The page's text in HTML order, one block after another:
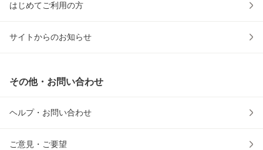
はじめてご利用の方
サイトからのお知らせ
その他・お問い合わせ
ヘルプ・お問い合わせ
ご意見・ご要望